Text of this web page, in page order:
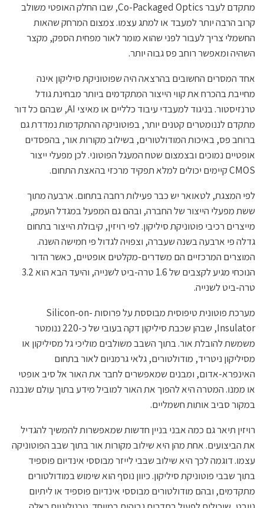
מתקדם לעבר Co-Packaged Optics, שבו החלק האופטי משולב
קרוב הרבה יותר למעבד או למתג עצמו. צמצום המרחק שהאות
החשמלי צריך לעבור לפני שהוא מומר לאור מפחית הספק, מקצר
השהיה ומאפשר רוחב פס גבוה יותר.
אחד המסרים החשובים בהרצאה היה שפוטוניקת סיליקון אינה
מחייבת בהכרח את קווי הייצור המתקדמים ביותר מבחינת גודל
טרנזיסטור. בניגוד למעבדי עיבוד כלליים או מאיצי AI, שבהם כל דור
מתקדם לננומטרים קטנים יותר, בפוטוניקה ההתקדמות נמדדת גם
ברוחב פס, באיכות המודולטורים, בשילוב מקורות אור, בהפסדים
אופטיים נמוכים ובצמצום שטח המעגל הפוטוני. לכן מפעלי ייצור
CMOS קיימים יכולים למלא תפקיד מרכזי בהאצת התחום.
לפי המצגת, לטאואר יש כבר פעילות רחבה בתחום. ארבעה מתוך
ששת מפעלי הייצור של החברה, ובהם גם המפעל במגדל העמק,
מייצרים רכיבי פוטוניקת סיליקון. לפי רויזין, קיבולת הייצור בתחום
גדלה פי ארבעה בשנה שעברה, וצפויה לגדול פי חמישה השנה.
המוצרים המרכזיים הם משדרים-מקלטים אופטיים, כאשר הדור
הנוכחי מגיע לקצבים של 1.6 טרה-ביט לשנייה, והיעד הבא הוא 3.2
טרה-ביט לשנייה.
מערכת פוטונית טיפוסית מבוססת על פרוסות Silicon-on-
Insulator, שבהן שכבת סיליקון דקה בעובי של כ-220 ננומטר
משמשת להובלת אור. בתוך השבב משולבים מוליכי גל מסיליקון או
מסיליקון ניטריד, מודולטורים, גלאי גרמניום לאור בתחום
האינפרא-אדום, ומבנים שמאפשרים לחבר את האור אל סיב אופטי
או ממנו. המטרה היא להפוך את האור למוביל מידע בתוך עולם שנבנה
במקור סביב אותות חשמליים.
רויזין תיאר גם כמה אבני בניין חדשות שמאפשרות להמשיך להגדיל
את הביצועים. אחת מהן היא שילוב מקורות אור בתוך שבב הפוטוניקה
עצמו. דוגמה לכך היא שילוב שבבי לייזר מבוססי אינדיום פוספיד
בתוך שבבי פוטוניקת סיליקון. כיוון נוסף הוא שימוש במודולטורים
מתקדמים, ובהם מודולטורים מבוססי אינדיום פוספיד או ליתיום